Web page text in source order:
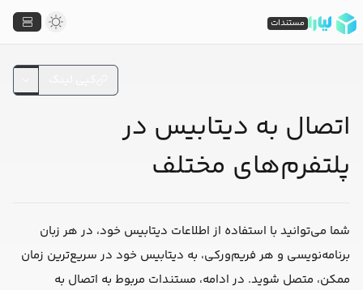
اتصال به دیتابیس در
پلتفرم‌های مختلف
شما می‌توانید با استفاده از اطلاعات دیتابیس خود، در هر زبان
برنامه‌نویسی و هر فریم‌ورکی، به دیتابیس خود در سریع‌ترین زمان
ممکن، متصل شوید. در ادامه، مستندات مربوط به اتصال به
مستندات